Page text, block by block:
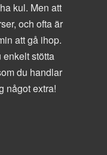
kul. Men att
och ofta är
att gå ihop.
stötta
du handlar
något extra!